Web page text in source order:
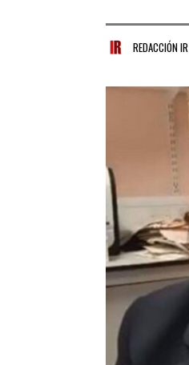
REDACCIÓN IR